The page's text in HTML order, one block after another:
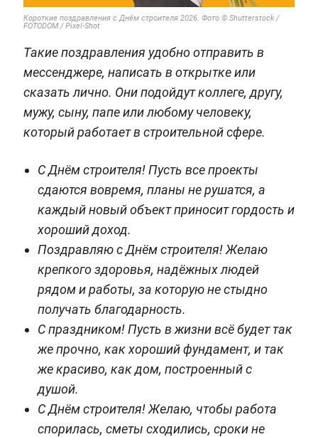
Короткие поздравления с Днём строителя 2026. Фото © Shutterstock /
FOTODOM / Pixel-Shot
Такие поздравления удобно отправить в
мессенджере, написать в открытке или
сказать лично. Они подойдут коллеге, другу,
мужу, сыну, папе или любому человеку,
который работает в строительной сфере.
С Днём строителя! Пусть все проекты
сдаются вовремя, планы не рушатся, а
каждый новый объект приносит гордость и
хороший доход.
Поздравляю с Днём строителя! Желаю
крепкого здоровья, надёжных людей
рядом и работы, за которую не стыдно
получать благодарность.
С праздником! Пусть в жизни всё будет так
же прочно, как хороший фундамент, и так
же красиво, как дом, построенный с
душой.
С Днём строителя! Желаю, чтобы работа
спорилась, сметы сходились, сроки не